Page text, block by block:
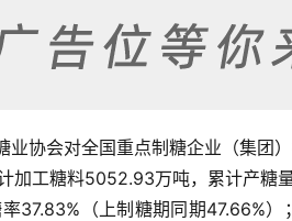
业协会对全国重点制糖企业（集团
加工糖料5052.93万吨，累计产糖
37.83%（上制糖期同期47.66%